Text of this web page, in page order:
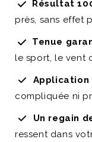
Résultat
près, sans effet
Tenue
le sport, le vent
Application
compliquée ni
Un regain
ressent dans